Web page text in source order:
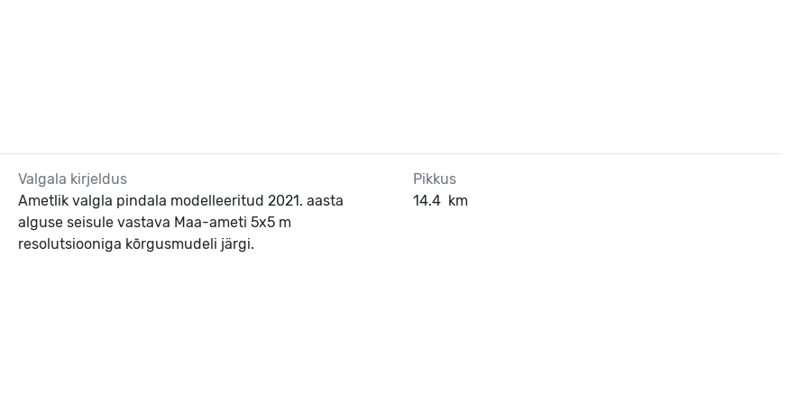
Valgala kirjeldus
Ametlik valgla pindala modelleeritud 2021. aasta
alguse seisule vastava Maa-ameti 5x5 m
resolutsiooniga kõrgusmudeli järgi.
Pikkus
14.4 km